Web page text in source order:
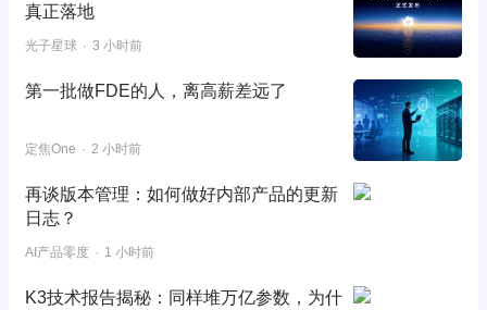
真正落地
光子星球 3 小时前
第一批做FDE的人，离高薪差远了
定焦One 2 小时前
再谈版本管理：如何做好内部产品的更新
日志？
AI产品零度 1 小时前
K3技术报告揭秘：同样堆万亿参数，为什